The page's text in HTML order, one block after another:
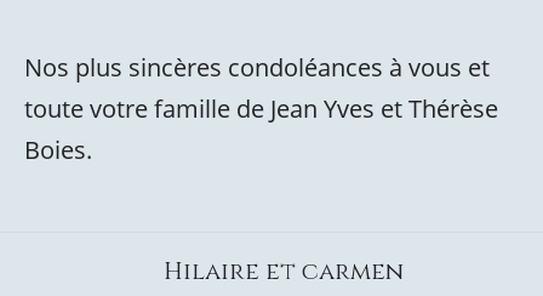
Nos plus sincères condoléances à vous et
toute votre famille de Jean Yves et Thérèse
Boies.
Hilaire et carmen